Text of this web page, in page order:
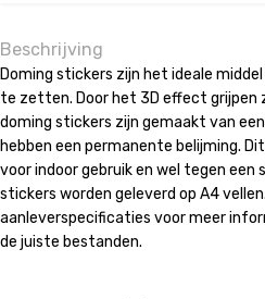
Beschrijving
Doming stickers zijn het ideale
te zetten. Door het 3D effect grijpen
doming stickers zijn gemaakt van
hebben een permanente belijming.
voor indoor gebruik en wel tegen een
stickers worden geleverd op A4
aanleverspecificaties voor meer
de juiste bestanden.